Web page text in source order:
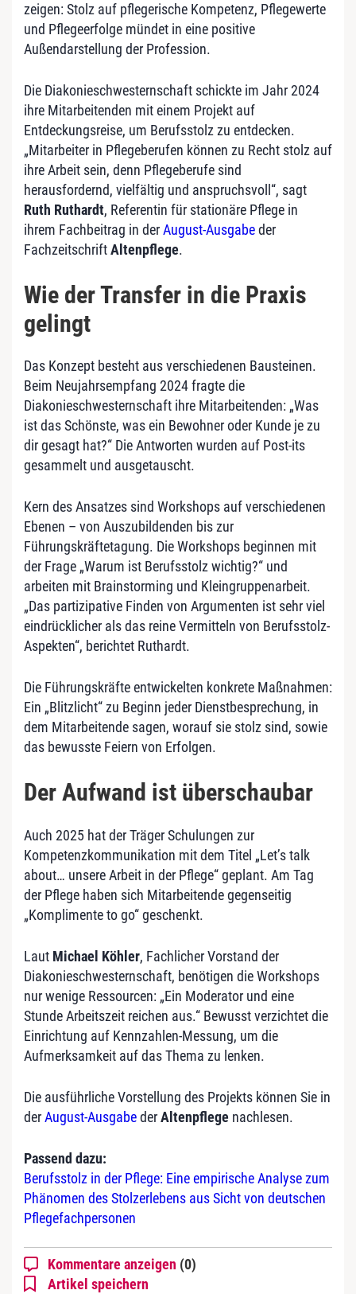
zeigen: Stolz auf pflegerische Kompetenz, Pflegewerte
und Pflegeerfolge mündet in eine positive
Außendarstellung der Profession.
Die Diakonieschwesternschaft schickte im Jahr 2024
ihre Mitarbeitenden mit einem Projekt auf
Entdeckungsreise, um Berufsstolz zu entdecken.
„Mitarbeiter in Pflegeberufen können zu Recht stolz auf
ihre Arbeit sein, denn Pflegeberufe sind
herausfordernd, vielfältig und anspruchsvoll“, sagt
Ruth Ruthardt, Referentin für stationäre Pflege in
ihrem Fachbeitrag in derAugust-Ausgabeder
FachzeitschriftAltenpflege.
Wie der Transfer in die Praxis
gelingt
Das Konzept besteht aus verschiedenen Bausteinen.
Beim Neujahrsempfang 2024 fragte die
Diakonieschwesternschaft ihre Mitarbeitenden: „Was
ist das Schönste, was ein Bewohner oder Kunde je zu
dir gesagt hat?“ Die Antworten wurden auf Post-its
gesammelt und ausgetauscht.
Kern des Ansatzes sind Workshops auf verschiedenen
Ebenen – von Auszubildenden bis zur
Führungskräftetagung. Die Workshops beginnen mit
der Frage „Warum ist Berufsstolz wichtig?“ und
arbeiten mit Brainstorming und Kleingruppenarbeit.
„Das partizipative Finden von Argumenten ist sehr viel
eindrücklicher als das reine Vermitteln von Berufsstolz-
Aspekten“, berichtet Ruthardt.
Die Führungskräfte entwickelten konkrete Maßnahmen:
Ein „Blitzlicht“ zu Beginn jeder Dienstbesprechung, in
dem Mitarbeitende sagen, worauf sie stolz sind, sowie
das bewusste Feiern von Erfolgen.
Der Aufwand ist überschaubar
Auch 2025 hat der Träger Schulungen zur
Kompetenzkommunikation mit dem Titel „Let’s talk
about… unsere Arbeit in der Pflege“ geplant. Am Tag
der Pflege haben sich Mitarbeitende gegenseitig
„Komplimente to go“ geschenkt.
Laut Michael Köhler, Fachlicher Vorstand der
Diakonieschwesternschaft, benötigen die Workshops
nur wenige Ressourcen: „Ein Moderator und eine
Stunde Arbeitszeit reichen aus.“ Bewusst verzichtet die
Einrichtung auf Kennzahlen-Messung, um die
Aufmerksamkeit auf das Thema zu lenken.
Die ausführliche Vorstellung des Projekts können Sie in
derAugust-AusgabederAltenpflege nachlesen.
Passend dazu:
Berufsstolz in der Pflege: Eine empirische Analyse zum
Phänomen des Stolzerlebens aus Sicht von deutschen
Pflegefachpersonen
Kommentare anzeigen (0)
Artikel speichern